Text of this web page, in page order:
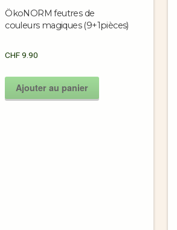
ÖkoNORM feutres de
couleurs magiques (9+1pièces)
CHF9.90
Ajouter au panier